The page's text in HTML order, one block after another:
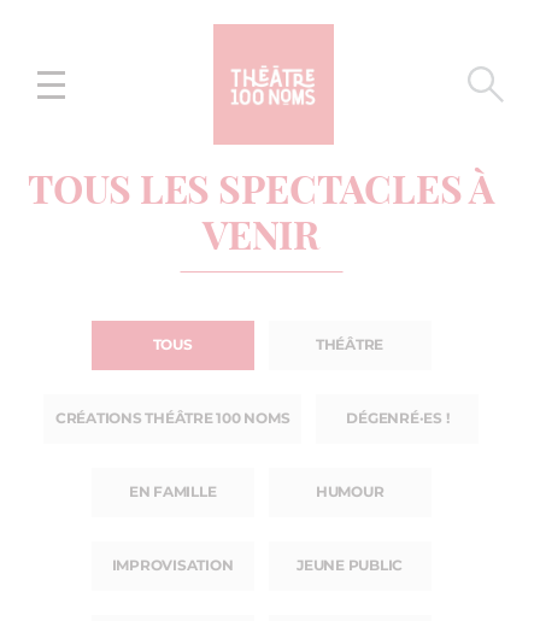
menu
TOUS LES SPECTACLES À
VENIR
TOUS THÉÂTRE
CRÉATIONS THÉÂTRE 100 NOMS DÉGENRÉ·ES !
EN FAMILLE HUMOUR
IMPROVISATION JEUNE PUBLIC